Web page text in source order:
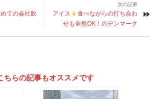
ての会社飲
次の記事
アイス
食べながらの打ち合わ
せも全然OK！のデンマーク
ちらの記事もオススメです